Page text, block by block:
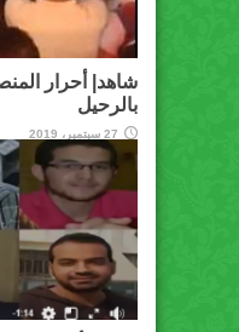
شاهد| أحرار
بالرحيل
27 سبتمبر، 2019